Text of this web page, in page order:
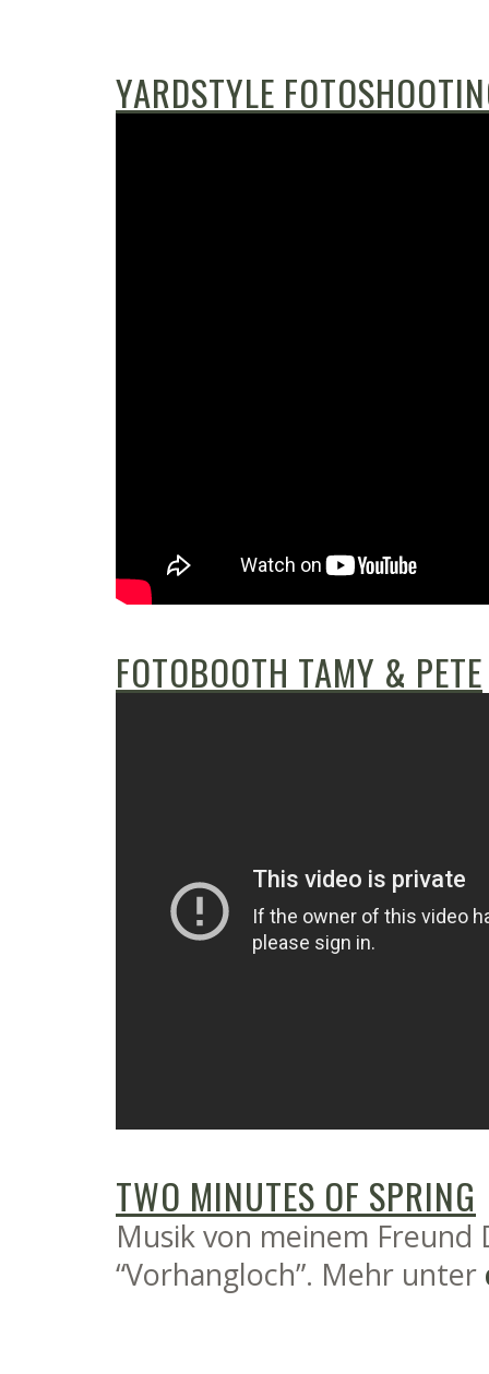
YARDSTYLE
FOTOBOOTH TAMY & PETE
TWO MINUTES OF SPRING
Musik von meinem Freund
“Vorhangloch”. Mehr unter